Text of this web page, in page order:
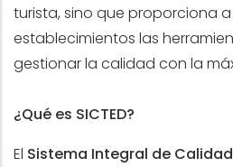
turista, sino que proporciona
establecimientos las
gestionar la calidad con la
¿Qué es SICTED?
El Sistema Integral de